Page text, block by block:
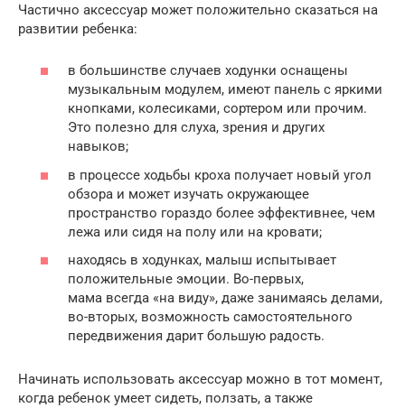
Частично аксессуар может положительно сказаться на
развитии ребенка:
в большинстве случаев ходунки оснащены
музыкальным модулем, имеют панель с яркими
кнопками, колесиками, сортером или прочим.
Это полезно для слуха, зрения и других
навыков;
в процессе ходьбы кроха получает новый угол
обзора и может изучать окружающее
пространство гораздо более эффективнее, чем
лежа или сидя на полу или на кровати;
находясь в ходунках, малыш испытывает
положительные эмоции. Во-первых,
мама всегда «на виду», даже занимаясь делами,
во-вторых, возможность самостоятельного
передвижения дарит большую радость.
Начинать использовать аксессуар можно в тот момент,
когда ребенок умеет сидеть, ползать, а также